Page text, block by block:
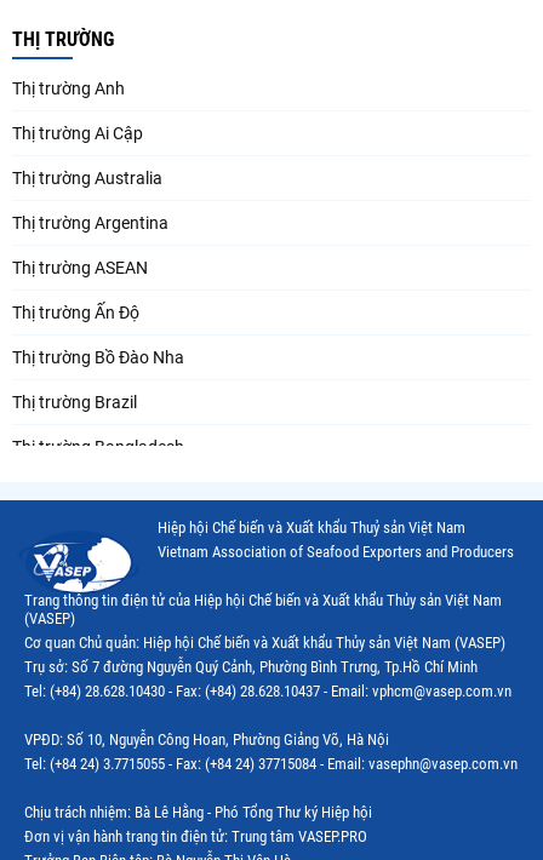
THỊ TRƯỜNG
Thị trường Anh
Thị trường Ai Cập
Thị trường Australia
Thị trường Argentina
Thị trường ASEAN
Thị trường Ấn Độ
Thị trường Bồ Đào Nha
Thị trường Brazil
Thị trường Bangladesh
Thị trường Canada
Thị trường Ecuador
Thị trường EU
Thị trường Indonesia
Thị trường Mỹ
Thị trường Nga
Thị trường Hàn Quốc
Hiệp hội Chế biến và Xuất khẩu Thuỷ sản Việt Nam
Vietnam Association of Seafood Exporters and Producers
Trang thông tin điện tử của Hiệp hội Chế biến và Xuất khẩu Thủy sản Việt Nam
(VASEP)
Cơ quan Chủ quản: Hiệp hội Chế biến và Xuất khẩu Thủy sản Việt Nam (VASEP)
Trụ sở: Số 7 đường Nguyễn Quý Cảnh, Phường Bình Trưng, Tp.Hồ Chí Minh
Tel: (+84) 28.628.10430 - Fax: (+84) 28.628.10437 - Email: vphcm@vasep.com.vn
VPĐD: Số 10, Nguyễn Công Hoan, Phường Giảng Võ, Hà Nội
Tel: (+84 24) 3.7715055 - Fax: (+84 24) 37715084 - Email: vasephn@vasep.com.vn
Chịu trách nhiệm: Bà Lê Hằng - Phó Tổng Thư ký Hiệp hội
Đơn vị vận hành trang tin điện tử: Trung tâm VASEP.PRO